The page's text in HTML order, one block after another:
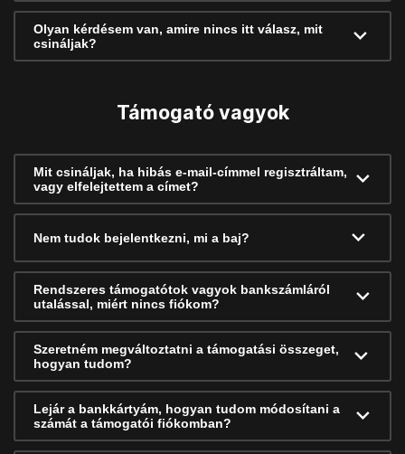
Olyan kérdésem van, amire nincs itt válasz, mit
csináljak?
Támogató vagyok
Mit csináljak, ha hibás e-mail-címmel regisztráltam,
vagy elfelejtettem a címet?
Nem tudok bejelentkezni, mi a baj?
Rendszeres támogatótok vagyok bankszámláról
utalással, miért nincs fiókom?
Szeretném megváltoztatni a támogatási összeget,
hogyan tudom?
Lejár a bankkártyám, hogyan tudom módosítani a
számát a támogatói fiókomban?